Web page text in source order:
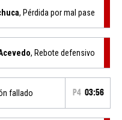
, Pérdida por mal pase
, Rebote defensivo
fallado P4 03:56